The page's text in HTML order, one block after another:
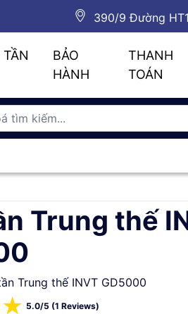
390/9 Đường
TẦN
BẢO
HÀNH
THANH
TOÁN
Trung thế
Trung thế INVT GD5000
☆ 5.0/5 (1 Reviews)